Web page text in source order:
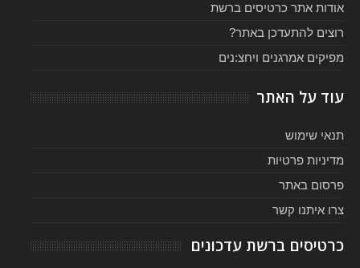
אודות אתר כרטיסים ברשת
רוצים להתעדכן באתר?
מפיקים אמרגנים ויחצ:נים
עוד על האתר
תנאי שימוש
מדיניות פרטיות
פרסום באתר
צרו איתנו קשר
כרטיסים ברשת עדכונים